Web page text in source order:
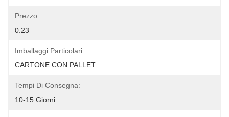
Prezzo:
0.23
Imballaggi Particolari:
CARTONE CON PALLET
Tempi Di Consegna:
10-15 Giorni